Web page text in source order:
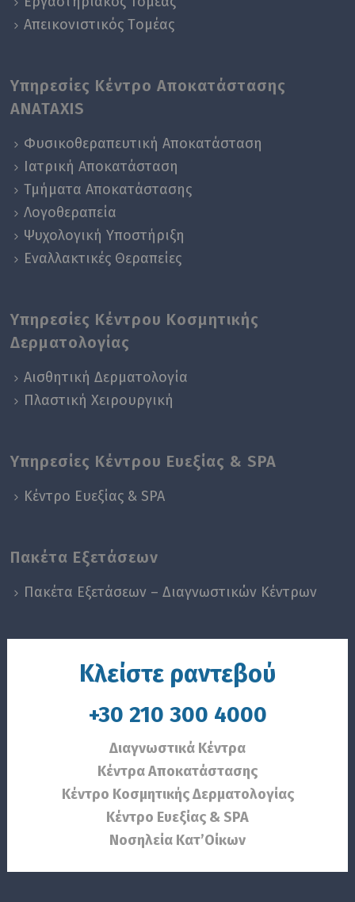
Απεικονιστικός Tομέας
Υπηρεσίες Κέντρο Αποκατάστασης
ANATAXIS
Φυσικοθεραπευτική Αποκατάσταση
Ιατρική Αποκατάσταση
Τμήματα Αποκατάστασης
Λογοθεραπεία
Ψυχολογική Yποστήριξη
Εναλλακτικές Θεραπείες
Υπηρεσίες Κέντρου Κοσμητικής
Δερματολογίας
Αισθητική Δερματολογία
Πλαστική Χειρουργική
Υπηρεσίες Κέντρου Ευεξίας & SPA
Κέντρο Ευεξίας & SPA
Πακέτα Εξετάσεων
Πακέτα Εξετάσεων – Διαγνωστικών Κέντρων
Κλείστε ραντεβού
+30 210 300 4000
Διαγνωστικά Κέντρα
Κέντρα Αποκατάστασης
Κέντρο Κοσμητικής Δερματολογίας
Κέντρο Ευεξίας & SPA
Νοσηλεία Κατ’Οίκων